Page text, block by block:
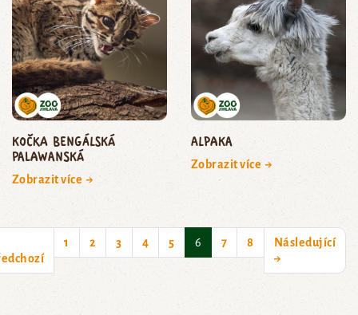
kočka bengálská
palawanská
Zobrazit více →
Alpaka
Zobrazit více →
1 2 3 4 5 6(current)
7 8
Následující
→